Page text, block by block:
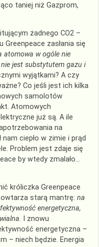
taniej niż Gazprom,
żadnego CO2 –
Greenpeace zasłania się
atomowa w ogóle nie
jest substytutem gazu i
wyjątkami? A czy
Co jeśli jest ich kilka
samolotów
Atomowych
już są. A ile
na
ciepło w zimie i prąd
Problem jest zdaje się
by wtedy zmalało…
króliczka Greenpeace
starą mantrę: na
energetyczna,
. I znowu
energetyczna –
– niech będzie. Energia